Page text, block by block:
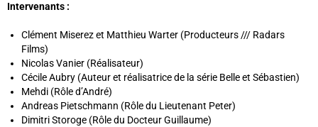
Intervenants :
Clément Miserez et Matthieu Warter (Producteurs /// Radars
Films)
Nicolas Vanier (Réalisateur)
Cécile Aubry (Auteur et réalisatrice de la série Belle et Sébastien)
Mehdi (Rôle d’André)
Andreas Pietschmann (Rôle du Lieutenant Peter)
Dimitri Storoge (Rôle du Docteur Guillaume)